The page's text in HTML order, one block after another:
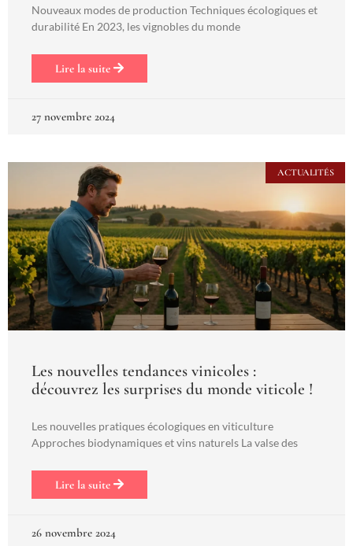
Nouveaux modes de production Techniques écologiques et
durabilité En 2023, les vignobles du monde
Lire la suite
27 novembre 2024
ACTUALITÉS
Les nouvelles tendances vinicoles :
découvrez les surprises du monde viticole !
Les nouvelles pratiques écologiques en viticulture
Approches biodynamiques et vins naturels La valse des
Lire la suite
26 novembre 2024